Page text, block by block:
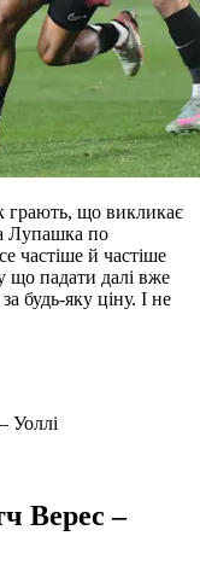
грають, що викликає
Лупашка по
частіше й частіше
що падати далі вже
будь-яку ціну. І не
– Уоллі
Верес –